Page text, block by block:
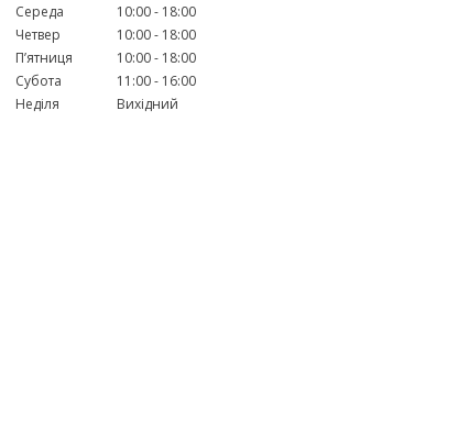
Середа
10:00
18:00
Четвер
10:00
18:00
Пʼятниця
10:00
18:00
Субота
11:00
16:00
Неділя
Вихідний